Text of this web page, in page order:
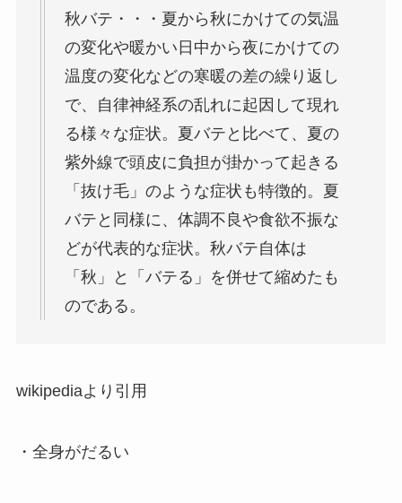
秋バテ・・・夏から秋にかけての気温
の変化や暖かい日中から夜にかけての
温度の変化などの寒暖の差の繰り返し
で、自律神経系の乱れに起因して現れ
る様々な症状。夏バテと比べて、 夏の
紫外線で頭皮に負担が掛かって起きる
「抜け毛」のような症状も特徴的。夏
バテと同様に、体調不良や食欲不振な
どが代表的な症状。秋バテ自体は
「秋」と「バテる」を併せて縮めたも
のである。
wikipediaより引用
・全身がだるい